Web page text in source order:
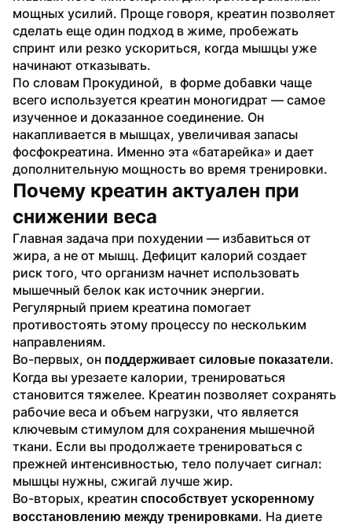
мощных усилий. Проще говоря, креатин позволяет
сделать еще один подход в жиме, пробежать
спринт или резко ускориться, когда мышцы уже
начинают отказывать.
По словам Прокудиной,  в форме добавки чаще
всего используется креатин моногидрат — самое
изученное и доказанное соединение. Он
накапливается в мышцах, увеличивая запасы
фосфокреатина. Именно эта «батарейка» и дает
дополнительную мощность во время тренировки.
Почему креатин актуален при
снижении веса
Главная задача при похудении — избавиться от
жира, а не от мышц. Дефицит калорий создает
риск того, что организм начнет использовать
мышечный белок как источник энергии.
Регулярный прием креатина помогает
противостоять этому процессу по нескольким
направлениям.
Во-первых, он поддерживает силовые показатели.
Когда вы урезаете калории, тренироваться
становится тяжелее. Креатин позволяет сохранять
рабочие веса и объем нагрузки, что является
ключевым стимулом для сохранения мышечной
ткани. Если вы продолжаете тренироваться с
прежней интенсивностью, тело получает сигнал:
мышцы нужны, сжигай лучше жир.
Во-вторых, креатин способствует ускоренному
восстановлению между тренировками. На диете